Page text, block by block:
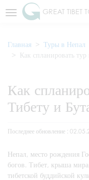
GREAT TIBET
Главная
Туры в Непал
Как спланировать
Как
Тибету и
Последнее обновление :
Непал, место рождения
богов. Тибет, крыша
тибетской буддийской